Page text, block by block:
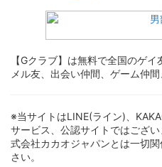
【Gクラブ】は無料で全国のゲ
メル友、出会い仲間、ゲーム仲
※当サイトはLINE(ライン)、
サービス、公認サイトではござ
式会社カカオジャパンとは一切
さい。